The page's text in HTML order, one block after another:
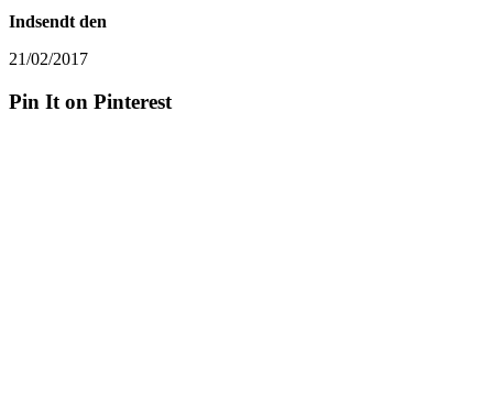
Indsendt den
21/02/2017
Pin It on Pinterest